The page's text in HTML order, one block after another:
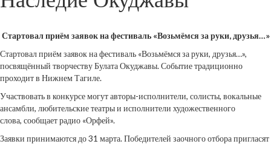
Стартовал приём заявок на фестиваль «Возьмёмся за руки, друзья…»
Стартовал приём заявок на фестиваль «Возьмёмся за руки, друзья…»,
посвящённый творчеству Булата Окуджавы. Событие традиционно
проходит в Нижнем Тагиле.
Участвовать в конкурсе могут авторы-исполнители, солисты, вокальные
ансамбли, любительские театры и исполнители художественного
слова, сообщает радио «Орфей».
Заявки принимаются до 31 марта. Победителей заочного отбора пригласят